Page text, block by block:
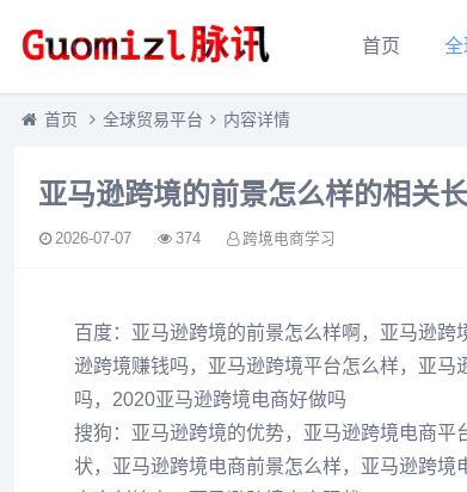
首页 全
首页 全球贸易平台 内容详情
亚马逊跨境的前景怎么样的相关
2026-07-07 374 跨境电商学习
百度：亚马逊跨境的前景怎么样啊，亚马逊
逊跨境赚钱吗，亚马逊跨境平台怎么样，亚
吗，2020亚马逊跨境电商好做吗
搜狗：亚马逊跨境的优势，亚马逊跨境电商
状，亚马逊跨境电商前景怎么样，亚马逊跨